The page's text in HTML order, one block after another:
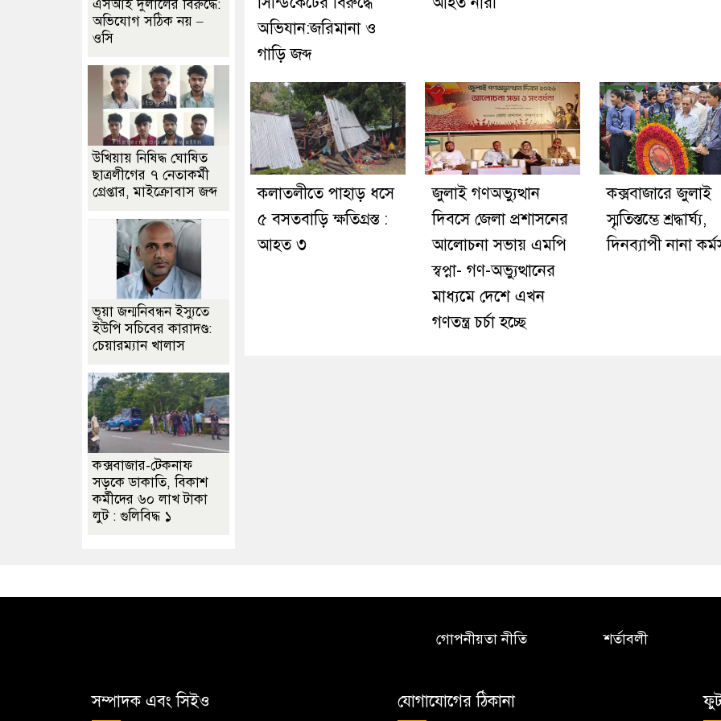
অভিযান:জরিমানা ও
গাড়ি জব্দ
কলাতলীতে পাহাড় ধসে
৫ বসতবাড়ি ক্ষতিগ্রস্ত :
আহত ৩
জুলাই গণঅভ্যুত্থান
দিবসে জেলা প্রশাসনের
আলোচনা সভায় এমপি
স্বপ্না- গণ-অভ্যুত্থানের
মাধ্যমে দেশে এখন
গণতন্ত্র চর্চা হচ্ছে
কক্সবাজারে জুলাই
স্মৃতিস্তম্ভে শ্রদ্ধার্ঘ্য,
দিনব্যাপী নানা
এসআই দুলালের বিরুদ্ধে:
অভিযোগ সঠিক নয় –
ওসি
উখিয়ায় নিষিদ্ধ ঘোষিত
ছাত্রলীগের ৭ নেতাকর্মী
গ্রেপ্তার, মাইক্রোবাস জব্দ
ভূয়া জন্মনিবন্ধন ইস্যুতে
ইউপি সচিবের কারাদণ্ড:
চেয়ারম্যান খালাস
কক্সবাজার-টেকনাফ
সড়কে ডাকাতি, বিকাশ
কর্মীদের ৬০ লাখ টাকা
লুট : গুলিবিদ্ধ ১
গোপনীয়তা নীতি শর্তাবলী
সম্পাদক এবং সিইও যোগাযোগের ঠিকানা